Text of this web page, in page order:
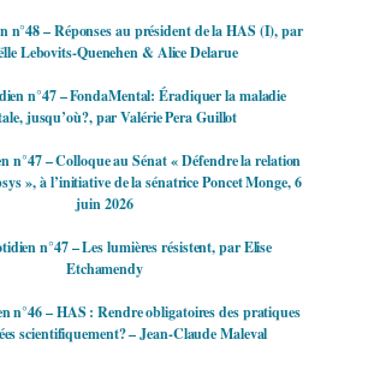
n°48 – Réponses au président de la HAS (I), par
Lebovits-Quenehen & Alice Delarue
n°47 – FondaMental: Éradiquer la maladie
jusqu’où?, par Valérie Pera Guillot
n°47 – Colloque au Sénat « Défendre la relation
», à l’initiative de la sénatrice Poncet Monge, 6
juin 2026
n°47 – Les lumières résistent, par Elise
Etchamendy
n°46 – HAS : Rendre obligatoires des pratiques
scientifiquement? – Jean-Claude Maleval